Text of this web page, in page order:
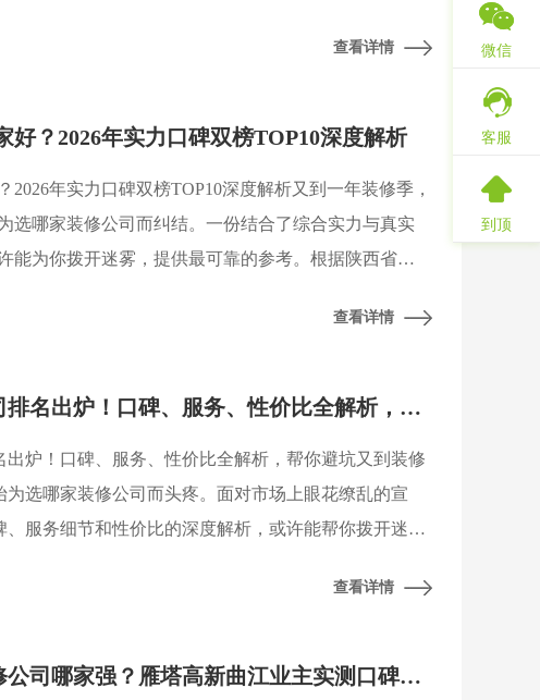
查看详情
好？2026年实力口碑双榜TOP10深度解析
2026年实力口碑双榜TOP10深度解析又到一年装修季，
选哪家装修公司而纠结。一份结合了综合实力与真实
能为你拨开迷雾，提供最可靠的参考。根据陕西省建
考
查看详情
2026西安装修公司排名出炉！口碑、服务、性价比全解析，帮你避坑
出炉！口碑、服务、性价比全解析，帮你避坑又到装修
为选哪家装修公司而头疼。面对市场上眼花缭乱的宣
、服务细节和性价比的深度解析，或许能帮你拨开迷
业
查看详情
2026西安半包装修公司哪家强？雁塔高新曲江业主实测口碑榜出炉
微信
客服
到顶